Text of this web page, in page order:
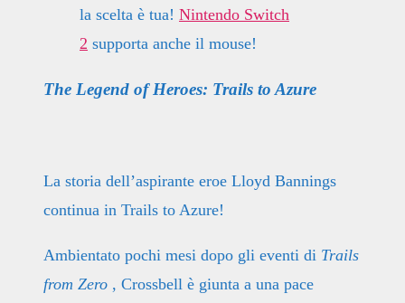
la scelta è tua! Nintendo Switch
2 supporta anche il mouse!
The Legend of Heroes: Trails to Azure
La storia dell’aspirante eroe Lloyd Bannings
continua in Trails to Azure!
Ambientato pochi mesi dopo gli eventi di Trails
from Zero , Crossbell è giunta a una pace